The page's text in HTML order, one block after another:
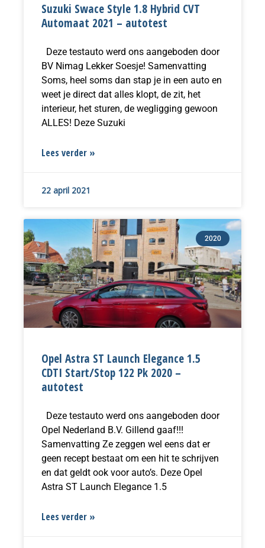
Suzuki Swace Style 1.8 Hybrid CVT
Automaat 2021 – autotest
Deze testauto werd ons aangeboden door
BV Nimag Lekker Soesje! Samenvatting
Soms, heel soms dan stap je in een auto en
weet je direct dat alles klopt, de zit, het
interieur, het sturen, de wegligging gewoon
ALLES! Deze Suzuki
Lees verder »
22 april 2021
2020
Opel Astra ST Launch Elegance 1.5
CDTI Start/Stop 122 Pk 2020 –
autotest
Deze testauto werd ons aangeboden door
Opel Nederland B.V. Gillend gaaf!!!
Samenvatting Ze zeggen wel eens dat er
geen recept bestaat om een hit te schrijven
en dat geldt ook voor auto’s. Deze Opel
Astra ST Launch Elegance 1.5
Lees verder »